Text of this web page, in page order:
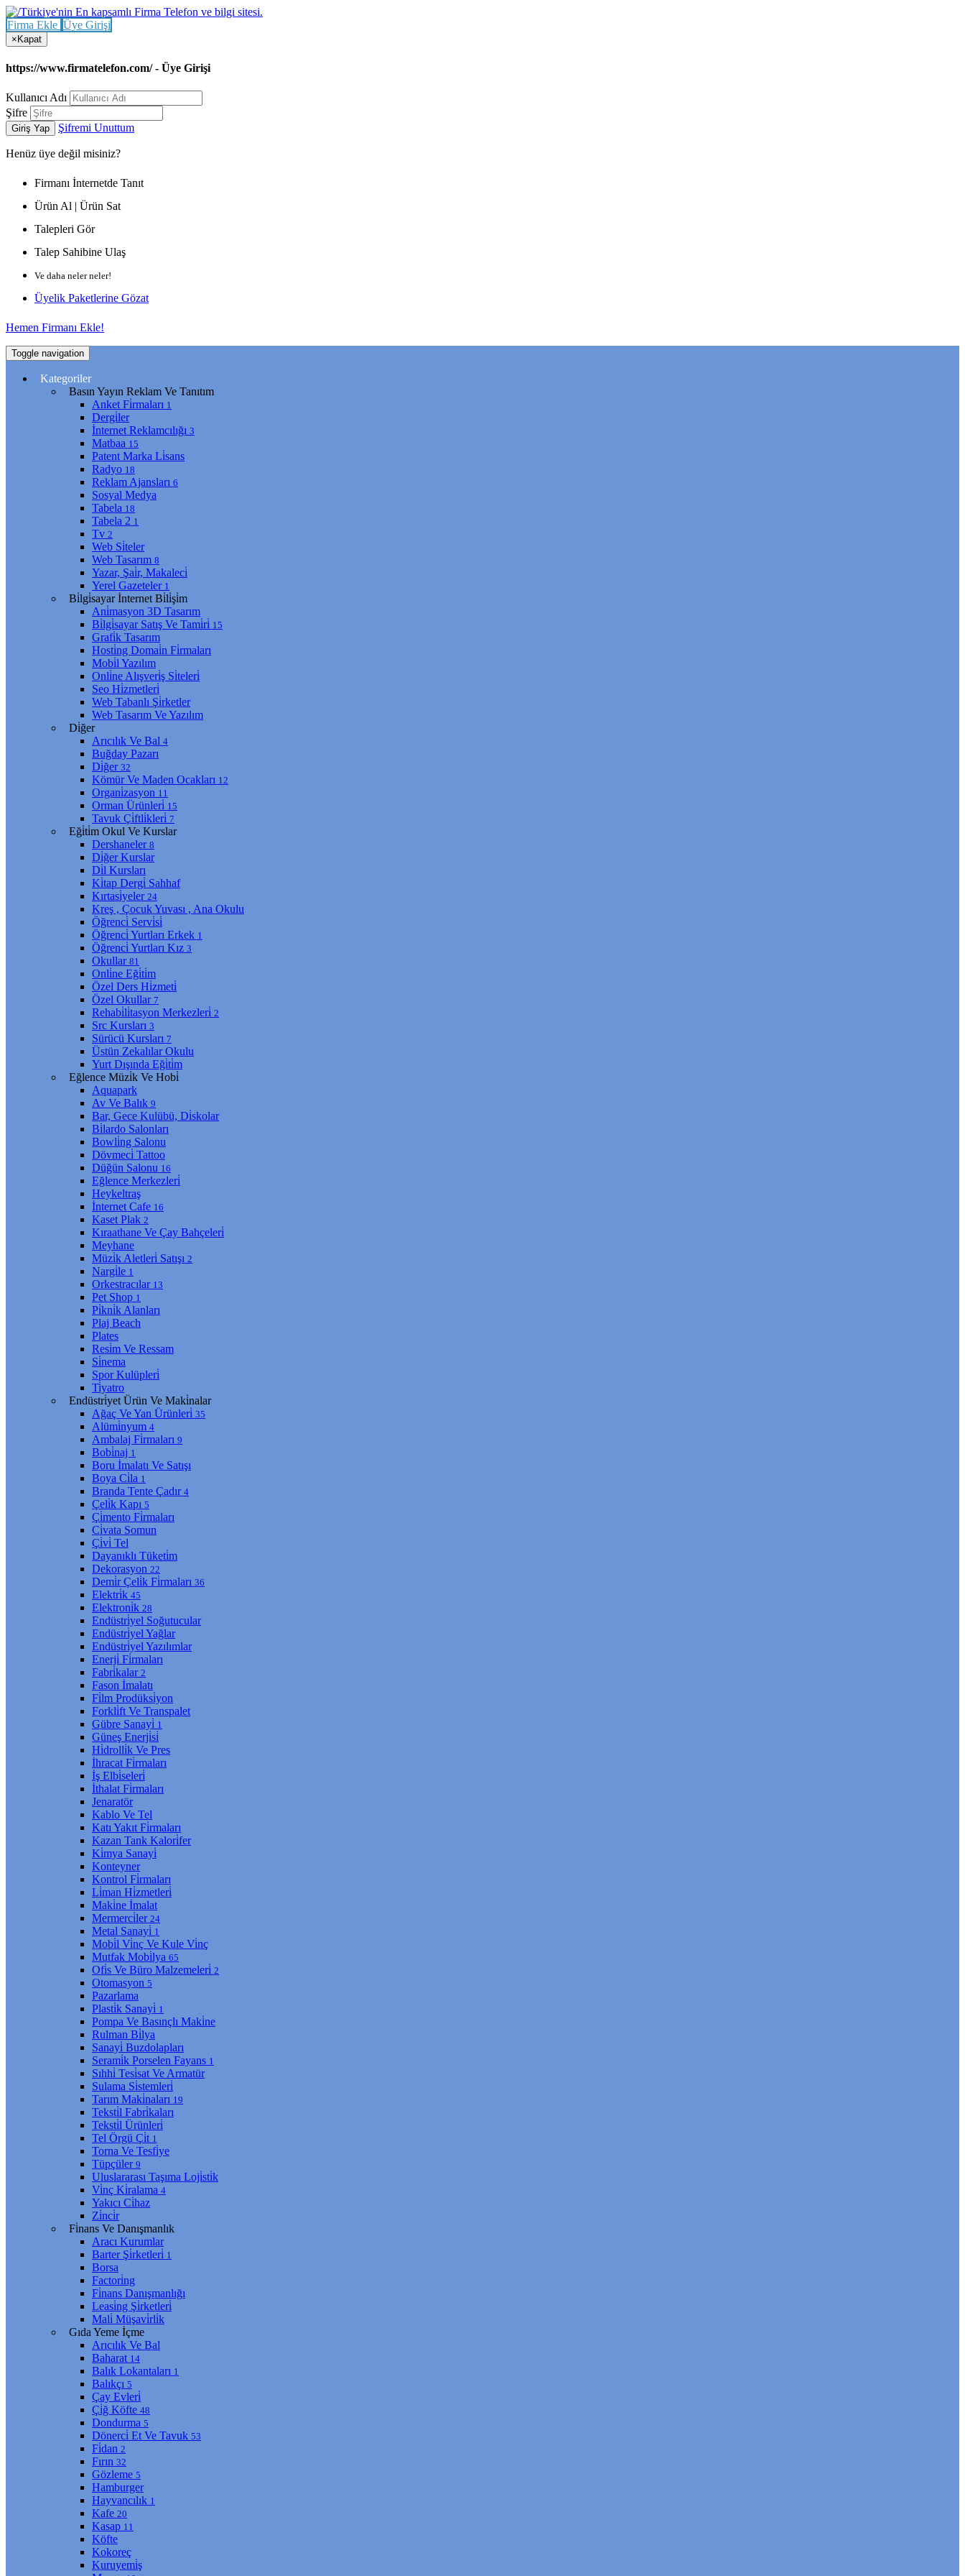
Firma Ekle Üye Girişi
× Kapat
https://www.firmatelefon.com/ - Üye Girişi
Kullanıcı Adı
Şifre
Giriş Yap Şifremi Unuttum
Henüz üye değil misiniz?
Firmanı İnternetde Tanıt
Ürün Al | Ürün Sat
Talepleri Gör
Talep Sahibine Ulaş
Ve daha neler neler!
Üyelik Paketlerine Gözat
Hemen Firmanı Ekle!
Toggle navigation
Kategoriler
Basın Yayın Reklam Ve Tanıtım
Anket Fi̇rmaları 1
Dergi̇ler
İnternet Reklamcılığı 3
Matbaa 15
Patent Marka Li̇sans
Radyo 18
Reklam Ajansları 6
Sosyal Medya
Tabela 18
Tabela 2 1
Tv 2
Web Si̇teler
Web Tasarım 8
Yazar, Şai̇r, Makaleci̇
Yerel Gazeteler 1
Bi̇lgi̇sayar İnternet Bi̇li̇şi̇m
Ani̇masyon 3D Tasarım
Bi̇lgi̇sayar Satış Ve Tami̇ri̇ 15
Grafi̇k Tasarım
Hosti̇ng Domai̇n Fi̇rmaları
Mobi̇l Yazılım
Onli̇ne Alışveri̇ş Si̇teleri̇
Seo Hi̇zmetleri̇
Web Tabanlı Şi̇rketler
Web Tasarım Ve Yazılım
Di̇ğer
Arıcılık Ve Bal 4
Buğday Pazarı
Di̇ğer 32
Kömür Ve Maden Ocakları 12
Organi̇zasyon 11
Orman Ürünleri̇ 15
Tavuk Çi̇ftli̇kleri̇ 7
Eği̇ti̇m Okul Ve Kurslar
Dershaneler 8
Di̇ğer Kurslar
Di̇l Kursları
Ki̇tap Dergi̇ Sahhaf
Kırtasi̇yeler 24
Kreş , Çocuk Yuvası , Ana Okulu
Öğrenci̇ Servi̇si̇
Öğrenci̇ Yurtları Erkek 1
Öğrenci̇ Yurtları Kız 3
Okullar 81
Onli̇ne Eği̇ti̇m
Özel Ders Hi̇zmeti̇
Özel Okullar 7
Rehabi̇li̇tasyon Merkezleri̇ 2
Src Kursları 3
Sürücü Kursları 7
Üstün Zekalılar Okulu
Yurt Dışında Eği̇ti̇m
Eğlence Müzi̇k Ve Hobi̇
Aquapark
Av Ve Balık 9
Bar, Gece Kulübü, Di̇skolar
Bi̇lardo Salonları
Bowli̇ng Salonu
Dövmeci̇ Tattoo
Düğün Salonu 16
Eğlence Merkezleri̇
Heykeltraş
İnternet Cafe 16
Kaset Plak 2
Kıraathane Ve Çay Bahçeleri̇
Meyhane
Müzi̇k Aletleri̇ Satışı 2
Nargi̇le 1
Orkestracılar 13
Pet Shop 1
Pi̇kni̇k Alanları
Plaj Beach
Plates
Resi̇m Ve Ressam
Si̇nema
Spor Kulüpleri̇
Ti̇yatro
Endüstri̇yet Ürün Ve Maki̇nalar
Ağaç Ve Yan Ürünleri̇ 35
Alümi̇nyum 4
Ambalaj Fi̇rmaları 9
Bobi̇naj 1
Boru İmalatı Ve Satışı
Boya Ci̇la 1
Branda Tente Çadır 4
Çeli̇k Kapı 5
Çi̇mento Fi̇rmaları
Ci̇vata Somun
Çi̇vi̇ Tel
Dayanıklı Tüketi̇m
Dekorasyon 22
Demi̇r Çeli̇k Fi̇rmaları 36
Elektri̇k 45
Elektroni̇k 28
Endüstri̇yel Soğutucular
Endüstri̇yel Yağlar
Endüstri̇yel Yazılımlar
Enerji̇ Fi̇rmaları
Fabri̇kalar 2
Fason İmalatı
Fi̇lm Prodüksi̇yon
Forkli̇ft Ve Transpalet
Gübre Sanayi̇ 1
Güneş Enerji̇si̇
Hi̇drolli̇k Ve Pres
İhracat Fi̇rmaları
İş Elbi̇seleri̇
İthalat Fi̇rmaları
Jenaratör
Kablo Ve Tel
Katı Yakıt Fi̇rmaları
Kazan Tank Kalori̇fer
Ki̇mya Sanayi̇
Konteyner
Kontrol Fi̇rmaları
Li̇man Hi̇zmetleri̇
Maki̇ne İmalat
Mermerci̇ler 24
Metal Sanayi̇ 1
Mobi̇l Vi̇nç Ve Kule Vi̇nç
Mutfak Mobi̇lya 65
Ofi̇s Ve Büro Malzemeleri̇ 2
Otomasyon 5
Pazarlama
Plasti̇k Sanayi̇ 1
Pompa Ve Basınçlı Maki̇ne
Rulman Bi̇lya
Sanayi̇ Buzdolapları
Serami̇k Porselen Fayans 1
Sıhhi̇ Tesi̇sat Ve Armatür
Sulama Si̇stemleri̇
Tarım Maki̇naları 19
Teksti̇l Fabri̇kaları
Teksti̇l Ürünleri̇
Tel Örgü Çi̇t 1
Torna Ve Tesfi̇ye
Tüpçüler 9
Uluslararası Taşıma Loji̇sti̇k
Vi̇nç Ki̇ralama 4
Yakıcı Ci̇haz
Zi̇nci̇r
Fi̇nans Ve Danışmanlık
Aracı Kurumlar
Barter Şi̇rketleri̇ 1
Borsa
Factori̇ng
Fi̇nans Danışmanlığı
Leasi̇ng Şi̇rketleri̇
Mali̇ Müşavi̇rli̇k
Gıda Yeme İçme
Arıcılık Ve Bal
Baharat 14
Balık Lokantaları 1
Balıkçı 5
Çay Evleri̇
Çi̇ğ Köfte 48
Dondurma 5
Dönerci̇ Et Ve Tavuk 53
Fi̇dan 2
Fırın 32
Gözleme 5
Hamburger
Hayvancılık 1
Kafe 20
Kasap 11
Köfte
Kokoreç
Kuruyemi̇ş